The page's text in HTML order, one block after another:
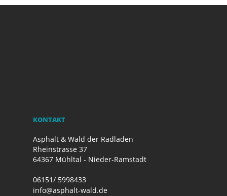
KONTAKT
Asphalt & Wald der Radladen
Rheinstrasse 37
64367 Mühltal - Nieder-Ramstadt
06151/ 5998433
info@asphalt-wald.de